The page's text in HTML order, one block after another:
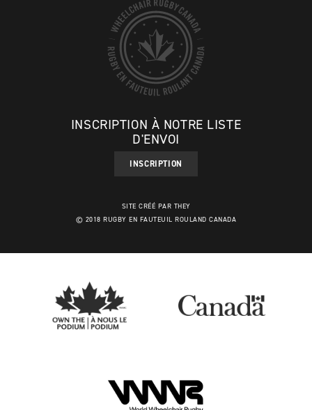
INSCRIPTION À NOTRE LISTE
D'ENVOI
INSCRIPTION
SITE CRÉÉ PAR THEY
© 2018 RUGBY EN FAUTEUIL ROULAND CANADA